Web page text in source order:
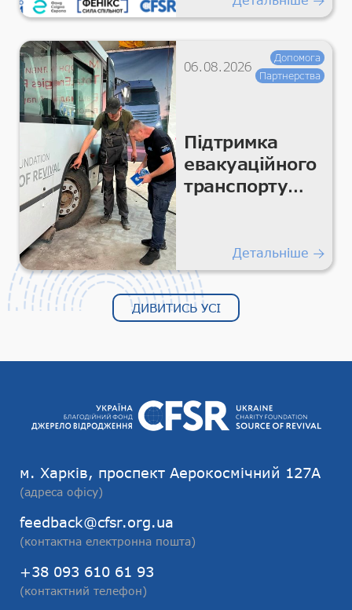
06.08.2026
Допомога
Партнерства
Підтримка
евакуаційного
транспорту
перевезень
Детальніше
ДИВИТИСЬ УСІ
м. Харків, проспект Аерокосмічний 127А
(адреса офісу)
feedback@cfsr.org.ua
(контактна електронна пошта)
+38 093 610 61 93
(контактний телефон)